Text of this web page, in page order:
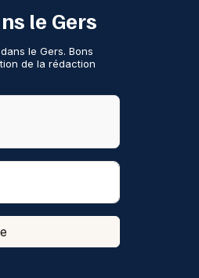
le Gers
le Gers. Bons
de la rédaction